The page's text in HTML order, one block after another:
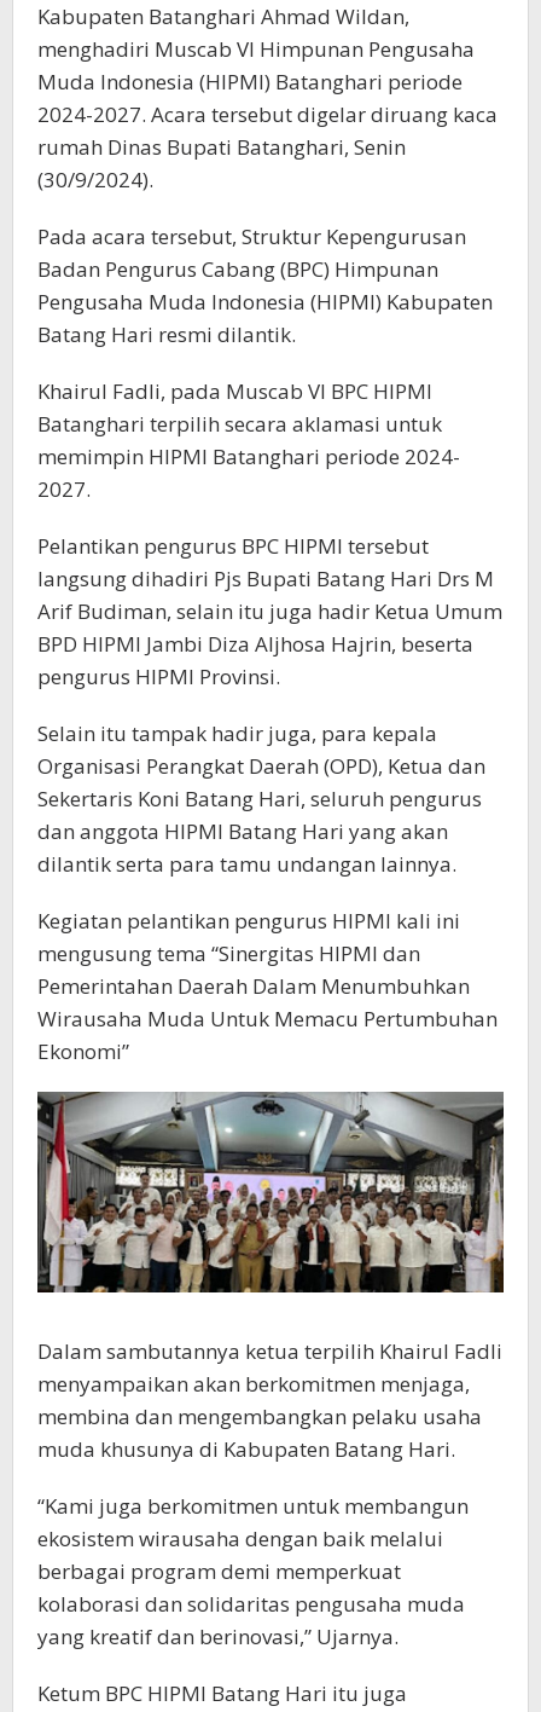
Kabupaten Batanghari Ahmad Wildan,
menghadiri Muscab VI Himpunan Pengusaha
Muda Indonesia (HIPMI) Batanghari periode
2024-2027. Acara tersebut digelar diruang kaca
rumah Dinas Bupati Batanghari, Senin
(30/9/2024).
Pada acara tersebut, Struktur Kepengurusan
Badan Pengurus Cabang (BPC) Himpunan
Pengusaha Muda Indonesia (HIPMI) Kabupaten
Batang Hari resmi dilantik.
Khairul Fadli, pada Muscab VI BPC HIPMI
Batanghari terpilih secara aklamasi untuk
memimpin HIPMI Batanghari periode 2024-
2027.
Pelantikan pengurus BPC HIPMI tersebut
langsung dihadiri Pjs Bupati Batang Hari Drs M
Arif Budiman, selain itu juga hadir Ketua Umum
BPD HIPMI Jambi Diza Aljhosa Hajrin, beserta
pengurus HIPMI Provinsi.
Selain itu tampak hadir juga, para kepala
Organisasi Perangkat Daerah (OPD), Ketua dan
Sekertaris Koni Batang Hari, seluruh pengurus
dan anggota HIPMI Batang Hari yang akan
dilantik serta para tamu undangan lainnya.
Kegiatan pelantikan pengurus HIPMI kali ini
mengusung tema “Sinergitas HIPMI dan
Pemerintahan Daerah Dalam Menumbuhkan
Wirausaha Muda Untuk Memacu Pertumbuhan
Ekonomi”
Dalam sambutannya ketua terpilih Khairul Fadli
menyampaikan akan berkomitmen menjaga,
membina dan mengembangkan pelaku usaha
muda khusunya di Kabupaten Batang Hari.
“Kami juga berkomitmen untuk membangun
ekosistem wirausaha dengan baik melalui
berbagai program demi memperkuat
kolaborasi dan solidaritas pengusaha muda
yang kreatif dan berinovasi,” Ujarnya.
Ketum BPC HIPMI Batang Hari itu juga